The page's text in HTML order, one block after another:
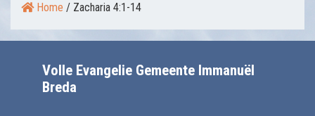
Home / Zacharia 4:1-14
Volle Evangelie Gemeente Immanuël
Breda